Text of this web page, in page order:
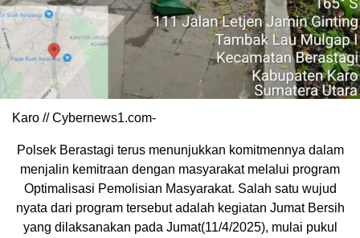
Karo // Cybernews1.com-
Polsek Berastagi terus menunjukkan komitmennya dalam
menjalin kemitraan dengan masyarakat melalui program
Optimalisasi Pemolisian Masyarakat. Salah satu wujud
nyata dari program tersebut adalah kegiatan Jumat Bersih
yang dilaksanakan pada Jumat(11/4/2025), mulai pukul